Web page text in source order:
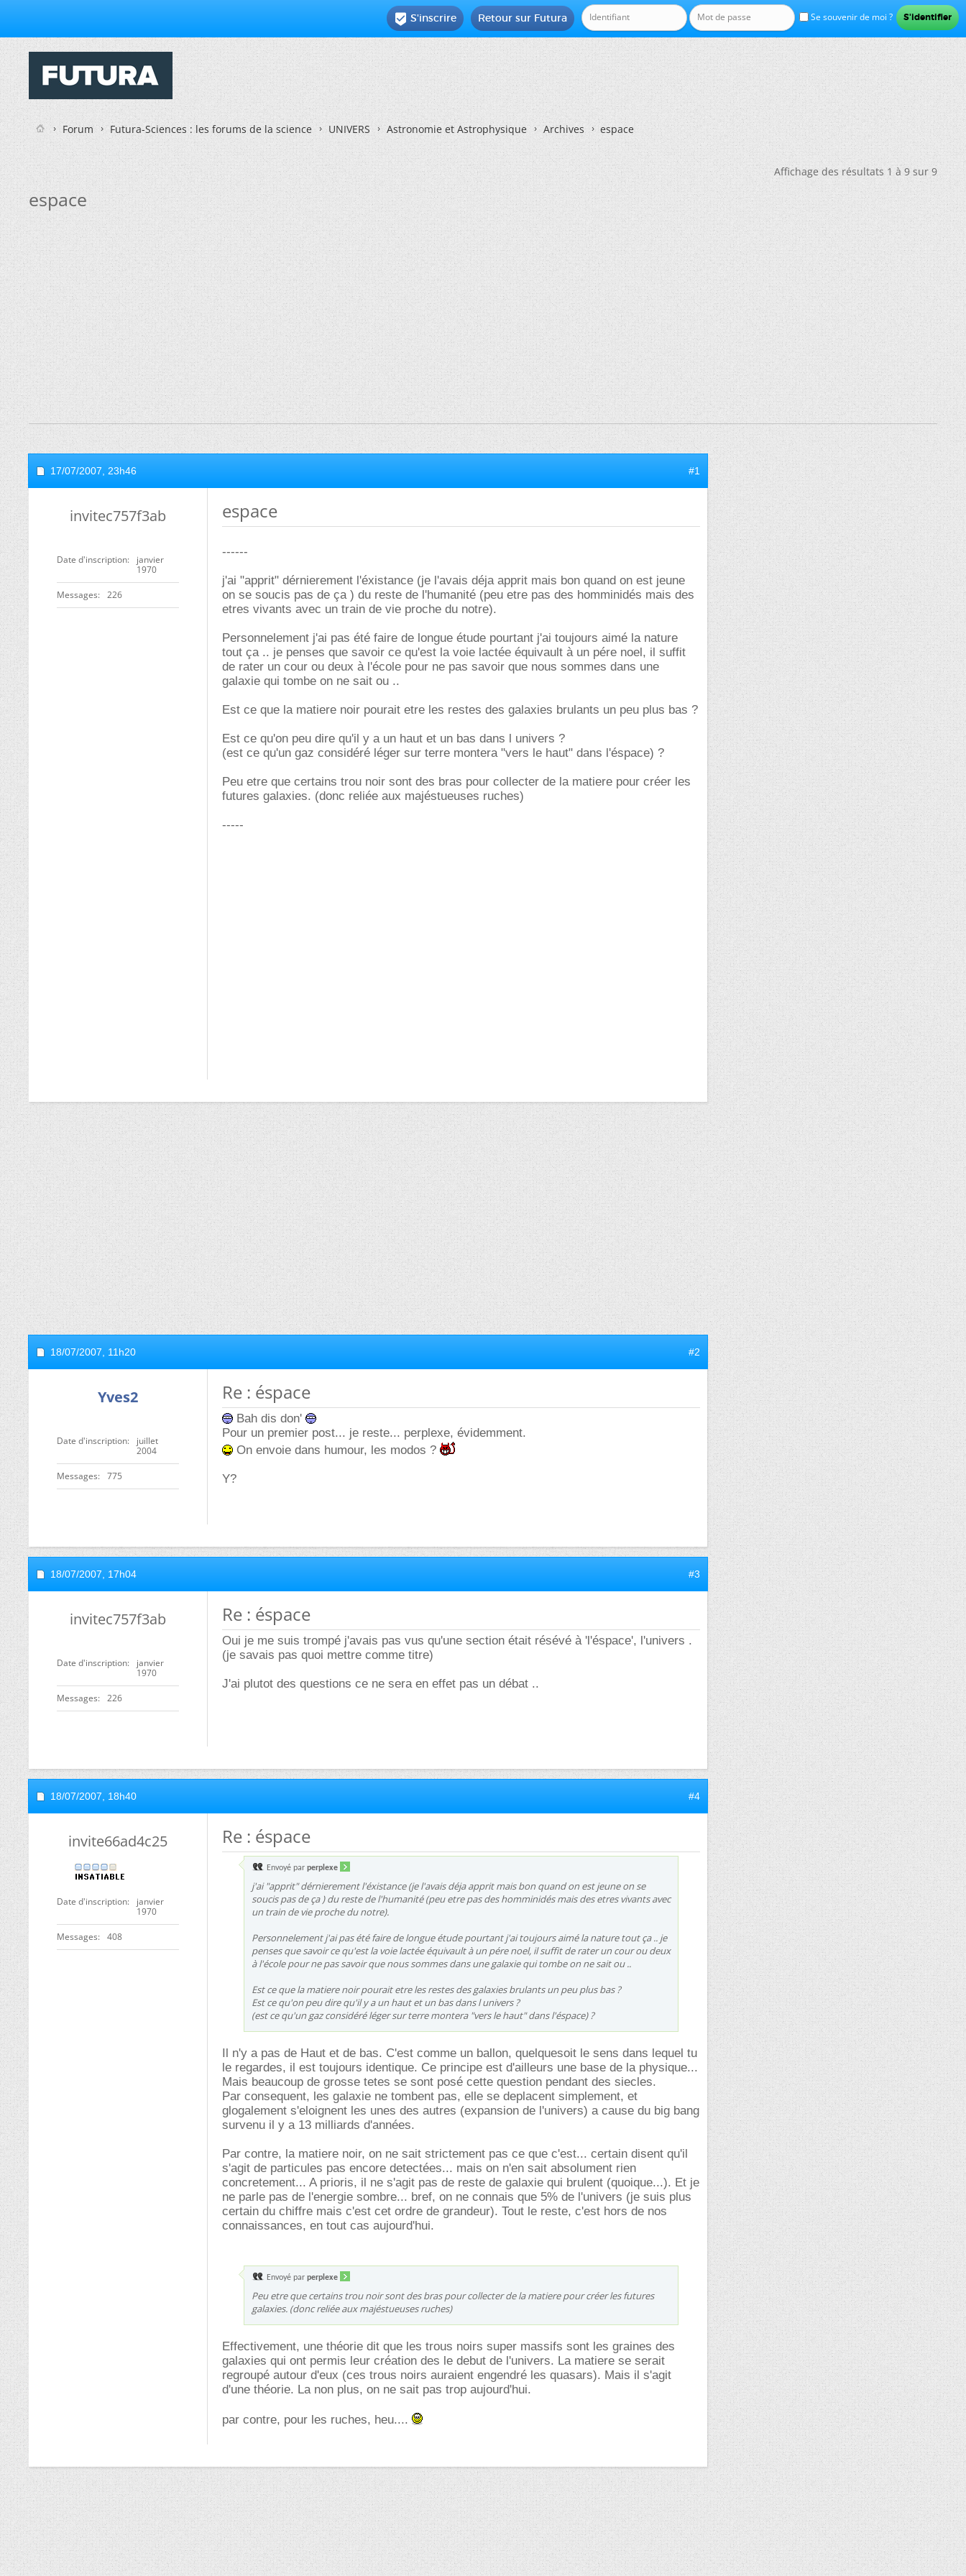
Se souvenir de moi ?
Retour sur Futura
 S'inscrire
Forum Futura-Sciences : les forums de la science UNIVERS Astronomie et Astrophysique Archives espace
Affichage des résultats 1 à 9 sur 9
espace
17/07/2007, 23h46 #1
invitec757f3ab
Date d'inscription
janvier
1970
Messages 226
espace
------
j'ai "apprit" dérnierement l'éxistance (je l'avais déja apprit mais bon quand on est jeune
on se soucis pas de ça ) du reste de l'humanité (peu etre pas des homminidés mais des
etres vivants avec un train de vie proche du notre).
Personnelement j'ai pas été faire de longue étude pourtant j'ai toujours aimé la nature
tout ça .. je penses que savoir ce qu'est la voie lactée équivault à un pére noel, il suffit
de rater un cour ou deux à l'école pour ne pas savoir que nous sommes dans une
galaxie qui tombe on ne sait ou ..
Est ce que la matiere noir pourait etre les restes des galaxies brulants un peu plus bas ?
Est ce qu'on peu dire qu'il y a un haut et un bas dans l univers ?
(est ce qu'un gaz considéré léger sur terre montera "vers le haut" dans l'éspace) ?
Peu etre que certains trou noir sont des bras pour collecter de la matiere pour créer les
futures galaxies. (donc reliée aux majéstueuses ruches)
-----
18/07/2007, 11h20 #2
Yves2
Date d'inscription
juillet
2004
Messages 775
Re : éspace
Bah dis don'
Pour un premier post... je reste... perplexe, évidemment.
On envoie dans humour, les modos ?
Y?
18/07/2007, 17h04 #3
invitec757f3ab
Date d'inscription
janvier
1970
Messages 226
Re : éspace
Oui je me suis trompé j'avais pas vus qu'une section était résévé à 'l'éspace', l'univers .
(je savais pas quoi mettre comme titre)
J'ai plutot des questions ce ne sera en effet pas un débat ..
18/07/2007, 18h40 #4
invite66ad4c25
Date d'inscription
janvier
1970
Messages 408
Re : éspace
Envoyé par perplexe
j'ai "apprit" dérnierement l'éxistance (je l'avais déja apprit mais bon quand on est jeune on se
soucis pas de ça ) du reste de l'humanité (peu etre pas des homminidés mais des etres vivants avec
un train de vie proche du notre).
Personnelement j'ai pas été faire de longue étude pourtant j'ai toujours aimé la nature tout ça .. je
penses que savoir ce qu'est la voie lactée équivault à un pére noel, il suffit de rater un cour ou deux
à l'école pour ne pas savoir que nous sommes dans une galaxie qui tombe on ne sait ou ..
Est ce que la matiere noir pourait etre les restes des galaxies brulants un peu plus bas ?
Est ce qu'on peu dire qu'il y a un haut et un bas dans l univers ?
(est ce qu'un gaz considéré léger sur terre montera "vers le haut" dans l'éspace) ?
Il n'y a pas de Haut et de bas. C'est comme un ballon, quelquesoit le sens dans lequel tu
le regardes, il est toujours identique. Ce principe est d'ailleurs une base de la physique...
Mais beaucoup de grosse tetes se sont posé cette question pendant des siecles.
Par consequent, les galaxie ne tombent pas, elle se deplacent simplement, et
glogalement s'eloignent les unes des autres (expansion de l'univers) a cause du big bang
survenu il y a 13 milliards d'années.
Par contre, la matiere noir, on ne sait strictement pas ce que c'est... certain disent qu'il
s'agit de particules pas encore detectées... mais on n'en sait absolument rien
concretement... A prioris, il ne s'agit pas de reste de galaxie qui brulent (quoique...). Et je
ne parle pas de l'energie sombre... bref, on ne connais que 5% de l'univers (je suis plus
certain du chiffre mais c'est cet ordre de grandeur). Tout le reste, c'est hors de nos
connaissances, en tout cas aujourd'hui.
Envoyé par perplexe
Peu etre que certains trou noir sont des bras pour collecter de la matiere pour créer les futures
galaxies. (donc reliée aux majéstueuses ruches)
Effectivement, une théorie dit que les trous noirs super massifs sont les graines des
galaxies qui ont permis leur création des le debut de l'univers. La matiere se serait
regroupé autour d'eux (ces trous noirs auraient engendré les quasars). Mais il s'agit
d'une théorie. La non plus, on ne sait pas trop aujourd'hui.
par contre, pour les ruches, heu....